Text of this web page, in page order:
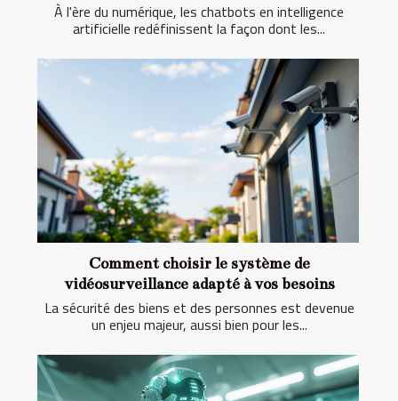
À l'ère du numérique, les chatbots en intelligence
artificielle redéfinissent la façon dont les...
Comment choisir le système de
vidéosurveillance adapté à vos besoins
La sécurité des biens et des personnes est devenue
un enjeu majeur, aussi bien pour les...